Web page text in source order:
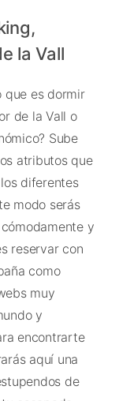
la Vall
que es dormir
de la Vall o
Sube
atributos que
diferentes
modo serás
y
reservar con
como
muy
y
encontrarte
aquí una
de